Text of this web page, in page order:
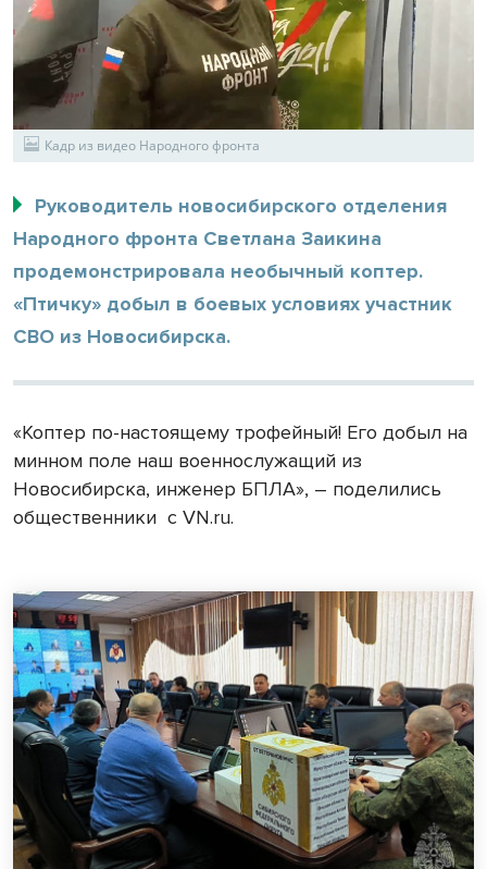
Кадр из видео Народного фронта
Руководитель новосибирского отделения
Народного фронта Светлана Заикина
продемонстрировала необычный коптер.
«Птичку» добыл в боевых условиях участник
СВО из Новосибирска.
«Коптер по-настоящему трофейный! Его добыл на
минном поле наш военнослужащий из
Новосибирска, инженер БПЛА», – поделились
общественники с VN.ru.